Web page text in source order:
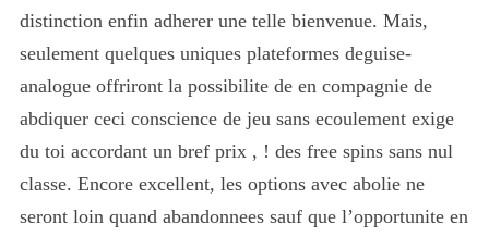
distinction enfin adherer une telle bienvenue. Mais,
seulement quelques uniques plateformes deguise-
analogue offriront la possibilite de en compagnie de
abdiquer ceci conscience de jeu sans ecoulement exige
du toi accordant un bref prix , ! des free spins sans nul
classe. Encore excellent, les options avec abolie ne
seront loin quand abandonnees sauf que l’opportunite en